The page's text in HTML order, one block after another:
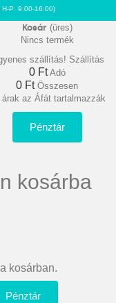
H-P: 9:00-16:00)
Kosár (üres)
Nincs termék
szállítás! Szállítás
0 Ft‎ Adó
0 Ft‎ Összesen
az Áfát tartalmazzák
Pénztár
kosárba
kosárban.
Pénztár